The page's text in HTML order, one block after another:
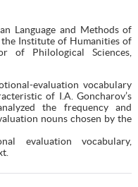
Language and Methods of
Institute of Humanities of
of Philological Sciences,
evaluation vocabulary
of I.A. Goncharov’s
the frequency and
nouns chosen by the
evaluation vocabulary,